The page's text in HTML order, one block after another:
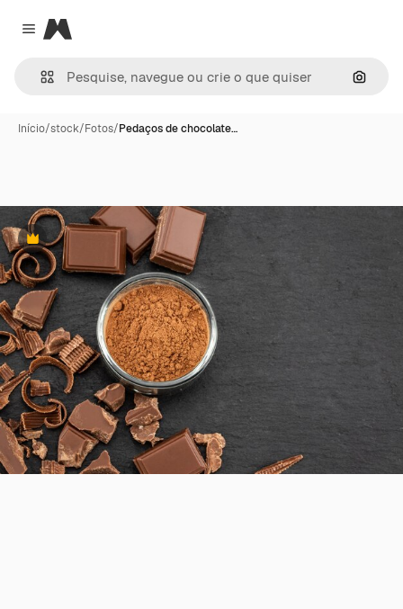
Close menu
Magnific
Início/stock/Fotos/Pedaços de chocolate…
Premium